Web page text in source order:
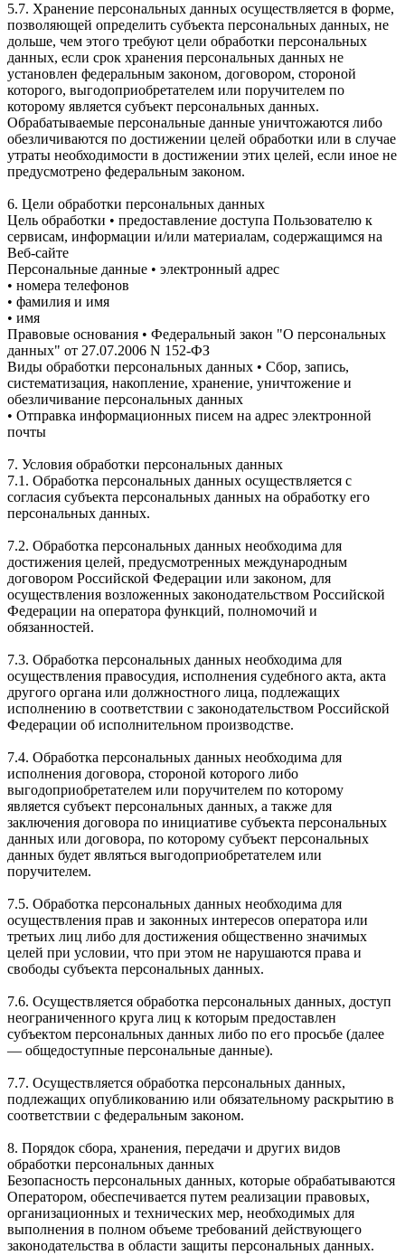
5.7. Хранение персональных данных осуществляется в форме,
позволяющей определить субъекта персональных данных, не
дольше, чем этого требуют цели обработки персональных
данных, если срок хранения персональных данных не
установлен федеральным законом, договором, стороной
которого, выгодоприобретателем или поручителем по
которому является субъект персональных данных.
Обрабатываемые персональные данные уничтожаются либо
обезличиваются по достижении целей обработки или в случае
утраты необходимости в достижении этих целей, если иное не
предусмотрено федеральным законом.
6. Цели обработки персональных данных
Цель обработки • предоставление доступа Пользователю к
сервисам, информации и/или материалам, содержащимся на
Веб-сайте
Персональные данные • электронный адрес
• номера телефонов
• фамилия и имя
• имя
Правовые основания • Федеральный закон "О персональных
данных" от 27.07.2006 N 152-ФЗ
Виды обработки персональных данных • Сбор, запись,
систематизация, накопление, хранение, уничтожение и
обезличивание персональных данных
• Отправка информационных писем на адрес электронной
почты
7. Условия обработки персональных данных
7.1. Обработка персональных данных осуществляется с
согласия субъекта персональных данных на обработку его
персональных данных.
7.2. Обработка персональных данных необходима для
достижения целей, предусмотренных международным
договором Российской Федерации или законом, для
осуществления возложенных законодательством Российской
Федерации на оператора функций, полномочий и
обязанностей.
7.3. Обработка персональных данных необходима для
осуществления правосудия, исполнения судебного акта, акта
другого органа или должностного лица, подлежащих
исполнению в соответствии с законодательством Российской
Федерации об исполнительном производстве.
7.4. Обработка персональных данных необходима для
исполнения договора, стороной которого либо
выгодоприобретателем или поручителем по которому
является субъект персональных данных, а также для
заключения договора по инициативе субъекта персональных
данных или договора, по которому субъект персональных
данных будет являться выгодоприобретателем или
поручителем.
7.5. Обработка персональных данных необходима для
осуществления прав и законных интересов оператора или
третьих лиц либо для достижения общественно значимых
целей при условии, что при этом не нарушаются права и
свободы субъекта персональных данных.
7.6. Осуществляется обработка персональных данных, доступ
неограниченного круга лиц к которым предоставлен
субъектом персональных данных либо по его просьбе (далее
— общедоступные персональные данные).
7.7. Осуществляется обработка персональных данных,
подлежащих опубликованию или обязательному раскрытию в
соответствии с федеральным законом.
8. Порядок сбора, хранения, передачи и других видов
обработки персональных данных
Безопасность персональных данных, которые обрабатываются
Оператором, обеспечивается путем реализации правовых,
организационных и технических мер, необходимых для
выполнения в полном объеме требований действующего
законодательства в области защиты персональных данных.